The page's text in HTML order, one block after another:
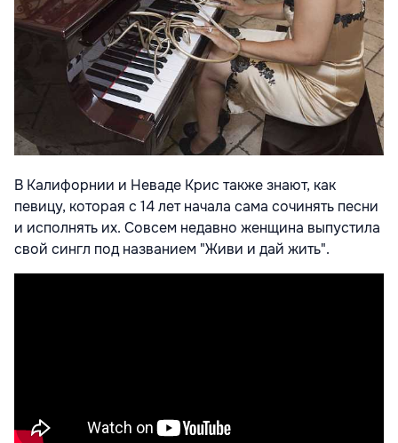
В Калифорнии и Неваде Крис также знают, как
певицу, которая с 14 лет начала сама сочинять песни
и исполнять их. Совсем недавно женщина выпустила
свой сингл под названием "Живи и дай жить".